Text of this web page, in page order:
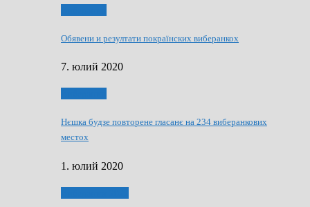
Обявени и резултати покраїнских виберанкох
7. юлий 2020
Нєшка будзе повторене гласанє на 234 виберанкових
местох
1. юлий 2020